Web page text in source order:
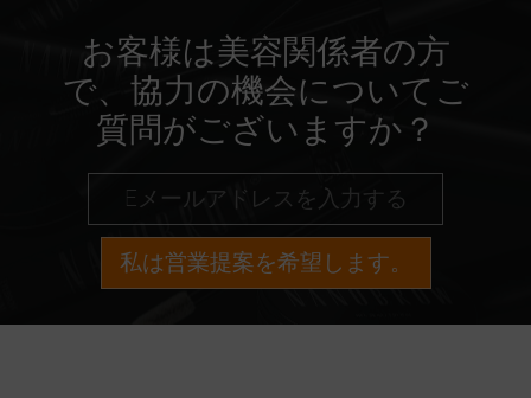
お客様は美容関係者の方
で、協力の機会についてご
質問がございますか？
私は営業提案を希望します。